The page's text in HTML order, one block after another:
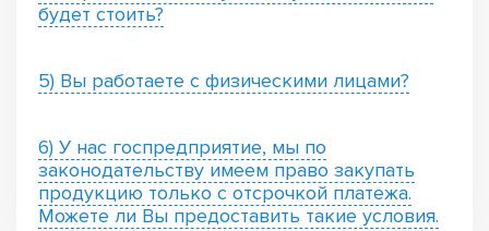
будет стоить?
5) Вы работаете с физическими лицами?
6) У нас госпредприятие, мы по
законодательству имеем право закупать
продукцию только с отсрочкой платежа.
Можете ли Вы предоставить такие условия.